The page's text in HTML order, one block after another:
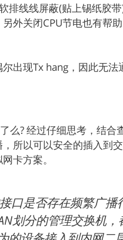
排线线屏蔽(贴上锡纸胶
外关闭CPU节电也有帮
出现Tx hang，因此无法
么? 经过仔细思考，结合
所以可以安全的插入到
卡方案。
口是否存在频繁广播
划分的管理交换机